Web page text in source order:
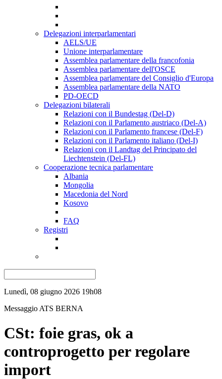
Delegazioni interparlamentari
AELS/UE
Unione interparlamentare
Assemblea parlamentare della francofonia
Assemblea parlamentare dell'OSCE
Assemblea parlamentare del Consiglio d'Europa
Assemblea parlamentare della NATO
PD-OECD
Delegazioni bilaterali
Relazioni con il Bundestag (Del-D)
Relazioni con il Parlamento austriaco (Del-A)
Relazioni con il Parlamento francese (Del-F)
Relazioni con il Parlamento italiano (Del-I)
Relazioni con il Landtag del Principato del
Liechtenstein (Del-FL)
Cooperazione tecnica parlamentare
Albania
Mongolia
Macedonia del Nord
Kosovo
FAQ
Registri
Lunedì, 08 giugno 2026 19h08
Messaggio ATS BERNA
CSt: foie gras, ok a
controprogetto per regolare
import